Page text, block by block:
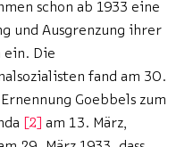
schon ab 1933 eine
und Ausgrenzung ihrer
Die
fand am 30.
Goebbels zum
2
am 13. März,